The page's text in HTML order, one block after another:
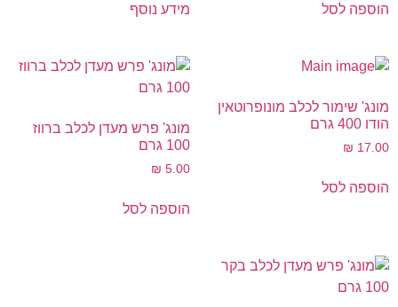
הוספה לסל מידע נוסף
מונג' שימור לכלב מונופרוטאין
הודו 400 גרם
₪ 17.00
הוספה לסל
מונג' פרש מעדן לכלב ברווז
100 גרם
₪ 5.00
הוספה לסל